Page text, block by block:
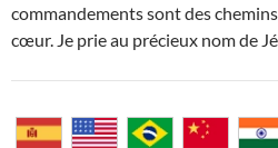
commandements sont des
cœur. Je prie au précieux nom de